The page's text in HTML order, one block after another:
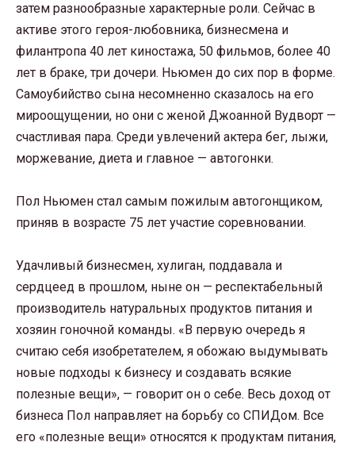
затем разнообразные характерные роли. Сейчас в
активе этого героя-любовника, бизнесмена и
филантропа 40 лет киностажа, 50 фильмов, более 40
лет в браке, три дочери. Ньюмен до сих пор в форме.
Самоубийство сына несомненно сказалось на его
мироощущении, но они с женой Джоанной Вудворт —
счастливая пара. Среди увлечений актера бег, лыжи,
моржевание, диета и главное — автогонки.
Пол Ньюмен стал самым пожилым автогонщиком,
приняв в возрасте 75 лет участие соревновании.
Удачливый бизнесмен, хулиган, поддавала и
сердцеед в прошлом, ныне он — респектабельный
производитель натуральных продуктов питания и
хозяин гоночной команды. «В первую очередь я
считаю себя изобретателем, я обожаю выдумывать
новые подходы к бизнесу и создавать всякие
полезные вещи», — говорит он о себе. Весь доход от
бизнеса Пол направляет на борьбу со СПИДом. Все
его «полезные вещи» относятся к продуктам питания,